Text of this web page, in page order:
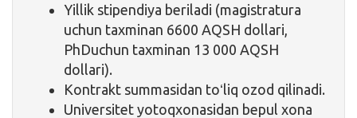
Yillik stipendiya beriladi (magistratura
uchun taxminan 6600 AQSH dollari,
PhDuchun taxminan 13 000 AQSH
dollari).
Kontrakt summasidan toʻliq ozod qilinadi.
Universitet yotoqxonasidan bepul xona